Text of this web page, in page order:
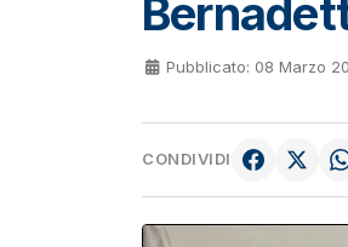
Pubblicato: 08 Marzo
CONDIVIDI